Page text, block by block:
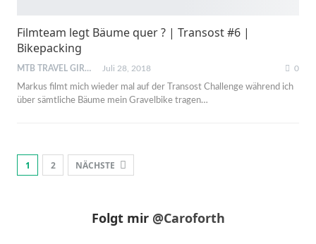
Filmteam legt Bäume quer ? | Transost #6 |
Bikepacking
MTB TRAVEL GIRL Juli 28, 2018 0
Markus filmt mich wieder mal auf der Transost Challenge während ich
über sämtliche Bäume mein Gravelbike tragen…
1 2 NÄCHSTE
Folgt mir @Caroforth